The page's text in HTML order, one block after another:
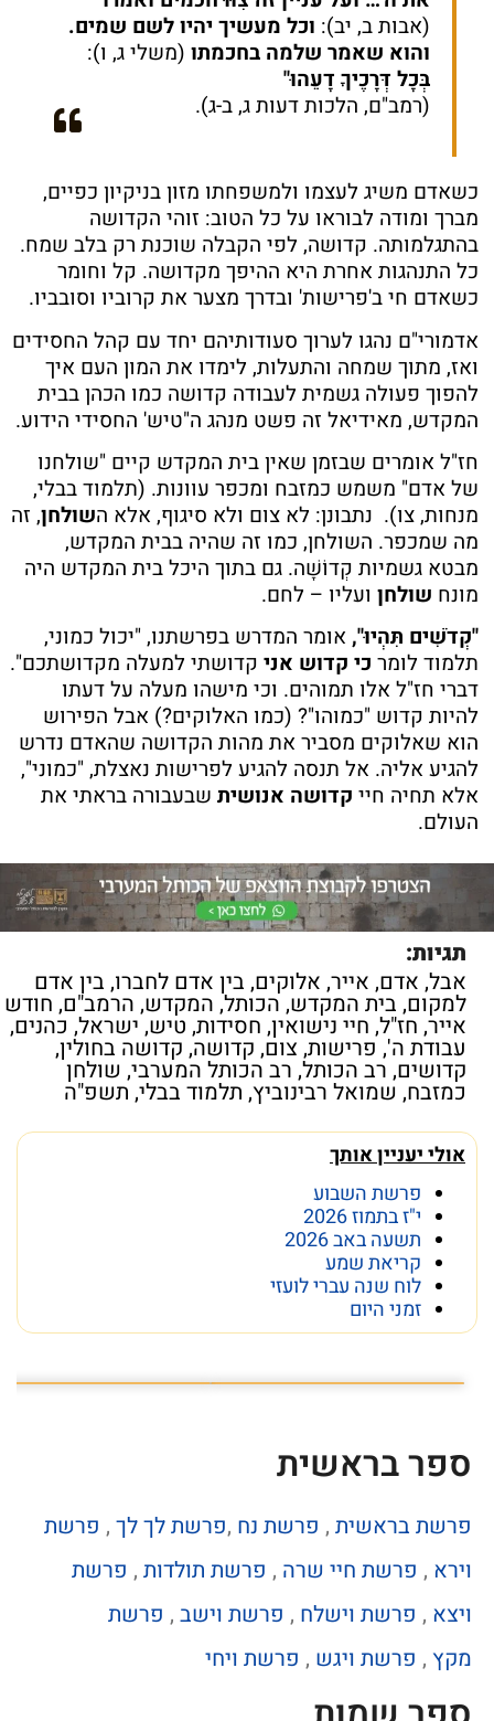
(אבות ב, יב): וכל מעשיך יהיו לשם שמים.
והוא שאמר שלמה בחכמתו (משלי ג, ו):
בְּכָל דְּרָכֶיךָ דָעֵהוּ"
(רמב"ם, הלכות דעות ג, ב-ג).
כשאדם משיג לעצמו ולמשפחתו מזון בניקיון כפיים,
מברך ומודה לבוראו על כל הטוב: זוהי הקדושה
בהתגלמותה. קדושה, לפי הקבלה שוכנת רק בלב שמח.
כל התנהגות אחרת היא ההיפך מקדושה. קל וחומר
כשאדם חי ב'פרישות' ובדרך מצער את קרוביו וסובביו.
אדמורי"ם נהגו לערוך סעודותיהם יחד עם קהל החסידים
ואז, מתוך שמחה והתעלות, לימדו את המון העם איך
להפוך פעולה גשמית לעבודה קדושה כמו הכהן בבית
המקדש, מאידיאל זה פשט מנהג ה"טיש' החסידי הידוע.
חז"ל אומרים שבזמן שאין בית המקדש קיים "שולחנו
של אדם" משמש כמזבח ומכפר עוונות. (תלמוד בבלי,
מנחות, צו). נתבונן: לא צום ולא סיגוף, אלא השולחן, זה
מה שמכפר. השולחן, כמו זה שהיה בבית המקדש,
מבטא גשמיות קְדוֹשָׁה. גם בתוך היכל בית המקדש היה
מונח שולחן ועליו – לחם.
"קְדֹשִׁים תִּהְיוּ", אומר המדרש בפרשתנו, "יכול כמוני,
תלמוד לומר כי קדוש אני קדושתי למעלה מקדושתכם".
דברי חז"ל אלו תמוהים. וכי מישהו מעלה על דעתו
להיות קדוש "כמוהו"? (כמו האלוקים?) אבל הפירוש
הוא שאלוקים מסביר את מהות הקדושה שהאדם נדרש
להגיע אליה. אל תנסה להגיע לפרישות נאצלת, "כמוני",
אלא תחיה חיי קדושה אנושית שבעבורה בראתי את
העולם.
תגיות:
אבל, אדם, אייר, אלוקים, בין אדם לחברו, בין אדם
למקום, בית המקדש, הכותל, המקדש, הרמב"ם, חודש
אייר, חז"ל, חיי נישואין, חסידות, טיש,ישראל, כהנים,
עבודת ה', פרישות, צום, קדושה, קדושה בחולין,
קדושים, רב הכותל, רב הכותל המערבי, שולחן
כמזבח, שמואל רבינוביץ, תלמוד בבלי, תשפ"ה
אולי יעניין אותך
פרשת השבוע
י"ז בתמוז 2026
תשעה באב 2026
קריאת שמע
לוח שנה עברי לועזי
זמני היום
ספר בראשית
פרשת בראשית , פרשת נח ,פרשת לך לך , פרשת
וירא , פרשת חיי שרה , פרשת תולדות , פרשת
ויצא , פרשת וישלח , פרשת וישב , פרשת
מקץ , פרשת ויגש , פרשת ויחי